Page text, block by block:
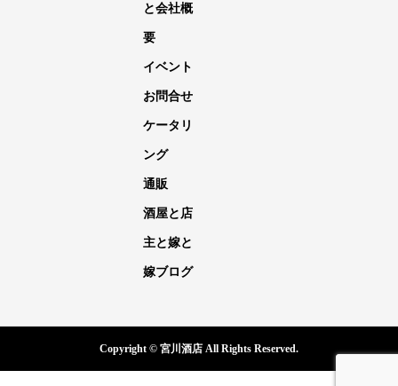
と会社概
要
イベント
お問合せ
ケータリ
ング
通販
酒屋と店
主と嫁と
嫁ブログ
Copyright © 宮川酒店 All Rights Reserved.